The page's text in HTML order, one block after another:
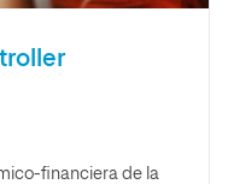
financiera de la